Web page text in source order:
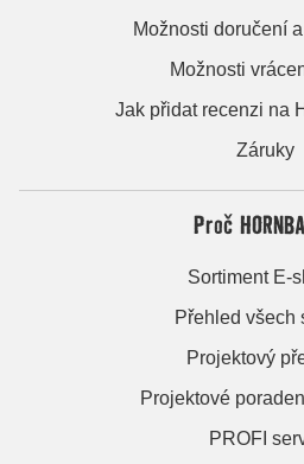
Možnosti doručení
Možnosti
Jak přidat recenzi na
Záruky
Proč
Sortiment E-
Přehled všech
Projektový
Projektové
PROFI